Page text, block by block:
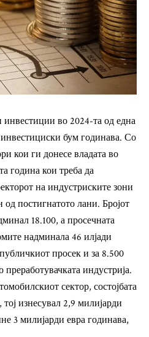
во 2024-та од една
инвестициски бум годинава. Со
кои ги донесе владата во
година кои треба да
на индустриските зони
постигнатото лани. Бројот
18.100, а просечната
надминала 46 илјади
просек и за 8.500
индустрија.
сектор, состојбата
тој изнесувал 2,9 милијарди
3 милијарди евра годинава,